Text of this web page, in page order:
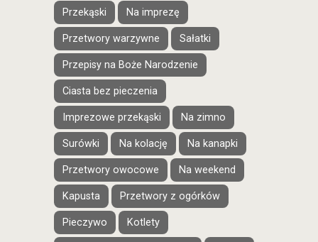
Przekąski Na imprezę
Przetwory warzywne Sałatki
Przepisy na Boże Narodzenie
Ciasta bez pieczenia
Imprezowe przekąski Na zimno
Surówki Na kolację Na kanapki
Przetwory owocowe Na weekend
Kapusta Przetwory z ogórków
Pieczywo Kotlety